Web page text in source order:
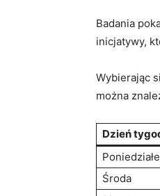
Badania
inicjatywy,
Wybierając
można​
Dzień
Środa